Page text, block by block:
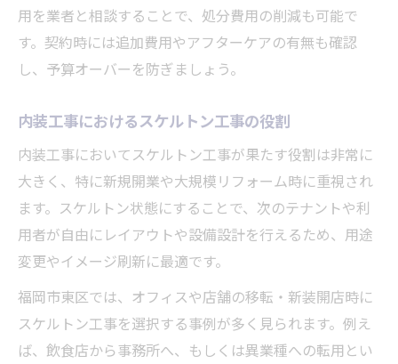
用を業者と相談することで、処分費用の削減も可能で
す。契約時には追加費用やアフターケアの有無も確認
し、予算オーバーを防ぎましょう。
内装工事におけるスケルトン工事の役割
内装工事においてスケルトン工事が果たす役割は非常に
大きく、特に新規開業や大規模リフォーム時に重視され
ます。スケルトン状態にすることで、次のテナントや利
用者が自由にレイアウトや設備設計を行えるため、用途
変更やイメージ刷新に最適です。
福岡市東区では、オフィスや店舗の移転・新装開店時に
スケルトン工事を選択する事例が多く見られます。例え
ば、飲食店から事務所へ、もしくは異業種への転用とい